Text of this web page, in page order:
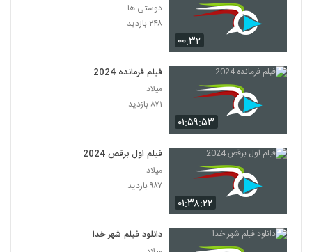
۰۰:۳۲
دوستی ها
۲۴۸ بازدید
۰۱:۵۹:۵۳
فیلم فرمانده 2024
میلاد
۸۷۱ بازدید
۰۱:۳۸:۲۲
فیلم اول برقص 2024
میلاد
۹۸۷ بازدید
دانلود فیلم شهر خدا